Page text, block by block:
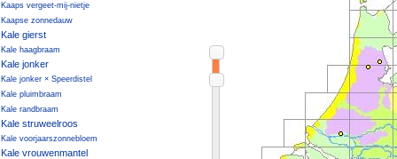
Kaaps vergeet-mij-nietje
Kaapse zonnedauw
Kale gierst
Kale haagbraam
Kale jonker
Kale jonker × Speerdistel
Kale pluimbraam
Kale randbraam
Kale struweelroos
Kale voorjaarszonnebloem
Kale vrouwenmantel